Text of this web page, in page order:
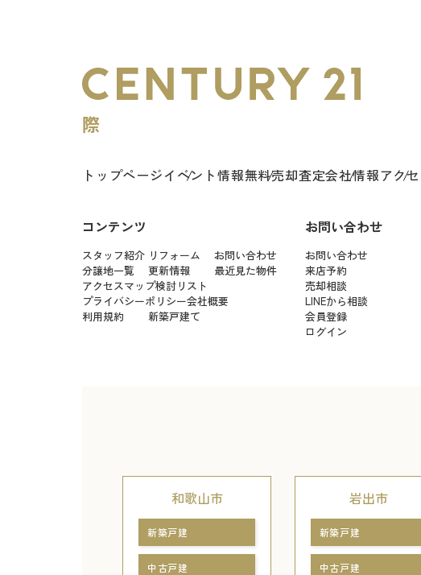
トップページイベント情報無料売却査定会社情報アク
コンテンツ
スタッフ紹介 リフォーム
お問い合わせ
分譲地一覧
更新情報
最近見た物件
アクセスマップ検討リスト
プライバシーポリシー会社概要
利用規約
新築戸建て
お問い合わせ
お問い合わせ
来店予約
売却相談
LINEから相談
会員登録
ログイン
和歌山市
新築戸建
中古戸建
岩出市
新築戸建
中古戸建